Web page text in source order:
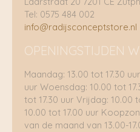
Tel: 0575 484 002
info@radijsconceptstore.nl
OPENINGSTIJDEN
Maandag: 13.00 tot 17.30
uur Woensdag: 10.00 tot
tot 17.30 uur Vrijdag: 10.00
10.00 tot 17.00 uur
van de maand van 13.00-